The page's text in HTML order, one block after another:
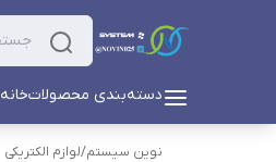
دسته‌بندی محصولاتخانه
نوین سیستم/لوازم الکتریکی